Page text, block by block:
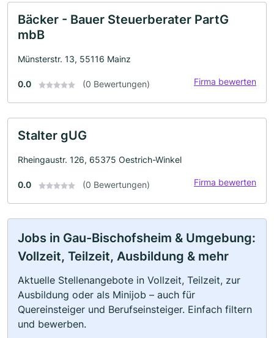
Bäcker - Bauer Steuerberater PartG
mbB
Münsterstr. 13, 55116 Mainz
0.0 (0 Bewertungen) Firma bewerten
Stalter gUG
Rheingaustr. 126, 65375 Oestrich-Winkel
0.0 (0 Bewertungen) Firma bewerten
Jobs in Gau-Bischofsheim & Umgebung:
Vollzeit, Teilzeit, Ausbildung & mehr
Aktuelle Stellenangebote in Vollzeit, Teilzeit, zur
Ausbildung oder als Minijob – auch für
Quereinsteiger und Berufseinsteiger. Einfach filtern
und bewerben.